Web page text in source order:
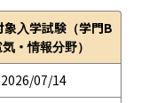
象入学試験（学門B
・情報分野）
2026/07/14